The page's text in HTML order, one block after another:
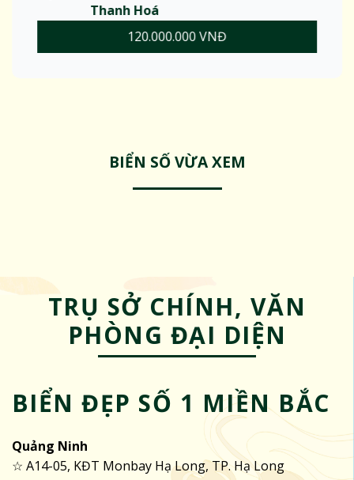
Thanh Hoá
120.000.000 VNĐ
BIỂN SỐ VỪA XEM
TRỤ SỞ CHÍNH, VĂN
PHÒNG ĐẠI DIỆN
BIỂN ĐẸP SỐ 1 MIỀN BẮC
Quảng Ninh
☆ A14-05, KĐT Monbay Hạ Long, TP. Hạ Long